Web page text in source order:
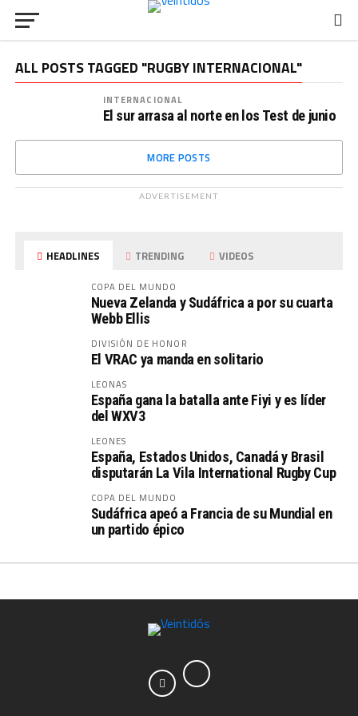
ALL POSTS TAGGED "RUGBY INTERNACIONAL"
INTERNACIONAL
El sur arrasa al norte en los Test de junio
MORE POSTS
ADVERTISEMENT
HEADLINES TRENDING VIDEOS
COPA DEL MUNDO
Nueva Zelanda y Sudáfrica a por su cuarta
Webb Ellis
DIVISIÓN DE HONOR
El VRAC ya manda en solitario
LEONAS
España gana la batalla ante Fiyi y es líder
del WXV3
LEONES
España, Estados Unidos, Canadá y Brasil
disputarán La Vila International Rugby Cup
COPA DEL MUNDO
Sudáfrica apeó a Francia de su Mundial en
un partido épico